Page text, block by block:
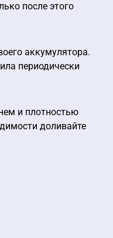
после этого
аккумулятора.
периодически
и плотностью
доливайте